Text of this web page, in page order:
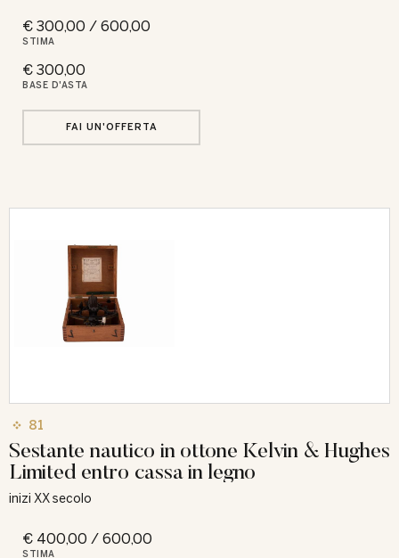
€ 300,00 / 600,00
STIMA
€ 300,00
BASE D'ASTA
FAI UN'OFFERTA
81
Sestante nautico in ottone Kelvin & Hughes
Limited entro cassa in legno
inizi XX secolo
€ 400,00 / 600,00
STIMA